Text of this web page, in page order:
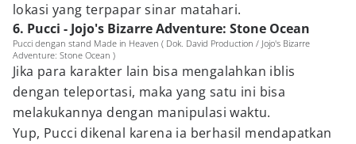
lokasi yang terpapar sinar matahari.
6. Pucci - Jojo's Bizarre Adventure: Stone Ocean
Pucci dengan stand Made in Heaven ( Dok. David Production / Jojo's Bizarre
Adventure: Stone Ocean )
Jika para karakter lain bisa mengalahkan iblis
dengan teleportasi, maka yang satu ini bisa
melakukannya dengan manipulasi waktu.
Yup, Pucci dikenal karena ia berhasil mendapatkan